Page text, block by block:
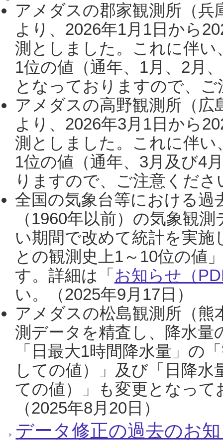
アメダスの郡家観測所（
より、2026年1月1日から
測としました。これに伴い
1位の値（通年、1月、2月
となっておりますので、
アメダスの高野観測所（
より、2026年3月1日から
測としました。これに伴い
1位の値（通年、3月及び4
りますので、ご注意くだ
全国の気象台等における過
（1960年以前）の気象観
い期間で改めて統計を実
との観測史上1～10位の値
す。詳細は「 お知らせ（
い。（2025年9月17日）
アメダスの松島観測所（熊
測データを精査し、降水
「日最大1時間降水量」の
しての値）」及び「日降
ての値）」も変更となっ
（2025年8月20日）
データ修正の過去のお